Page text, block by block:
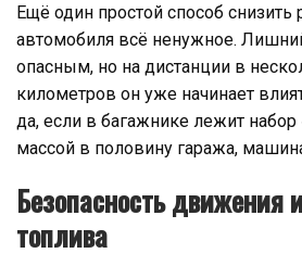
Ещё один простой способ снизить
автомобиля всё ненужное.
опасным, но на дистанции в
километров он уже начинает
да, если в багажнике лежит набор
массой в половину гаража,
Безопасность движения
топлива